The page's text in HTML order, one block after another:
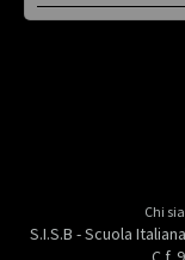
Chi
S.I.S.B - Scuola